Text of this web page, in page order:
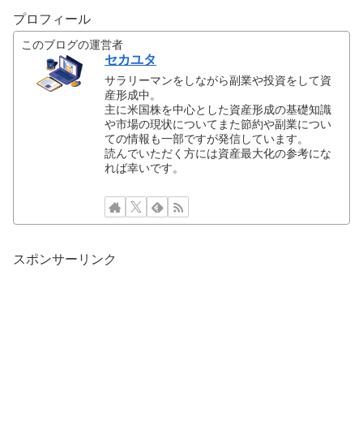
プロフィール
このブログの運営者
セカユタ
サラリーマンをしながら副業や投資をして資
産形成中。
主に米国株を中心とした資産形成の基礎知識
や市場の現状についてまた節約や副業につい
ての情報も一部ですが発信しています。
読んでいただく方には資産最大化の参考にな
れば幸いです。
スポンサーリンク